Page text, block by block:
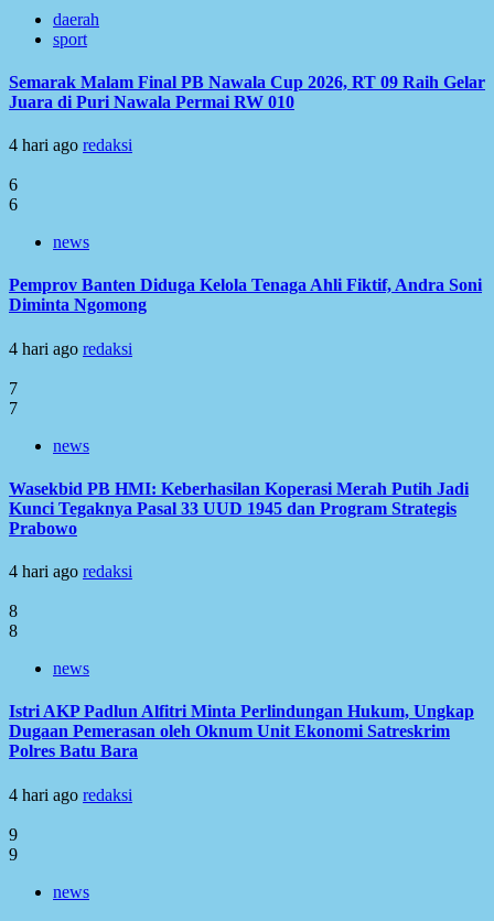
daerah
sport
Semarak Malam Final PB Nawala Cup 2026, RT 09 Raih Gelar
Juara di Puri Nawala Permai RW 010
4 hari ago redaksi
6
6
news
Pemprov Banten Diduga Kelola Tenaga Ahli Fiktif, Andra Soni
Diminta Ngomong
4 hari ago redaksi
7
7
news
Wasekbid PB HMI: Keberhasilan Koperasi Merah Putih Jadi
Kunci Tegaknya Pasal 33 UUD 1945 dan Program Strategis
Prabowo
4 hari ago redaksi
8
8
news
Istri AKP Padlun Alfitri Minta Perlindungan Hukum, Ungkap
Dugaan Pemerasan oleh Oknum Unit Ekonomi Satreskrim
Polres Batu Bara
4 hari ago redaksi
9
9
news